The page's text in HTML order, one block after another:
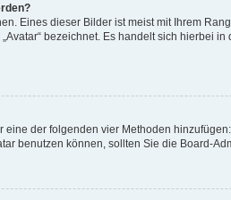
Eines dieser Bilder ist meist mit Ihrem
bezeichnet. Es handelt sich hierbei
der folgenden vier Methoden
benutzen können, sollten Sie die Board-